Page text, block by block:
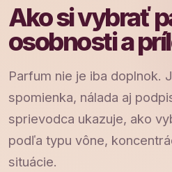
Ako si vybrať
osobnosti a
Parfum nie je iba doplnok.
spomienka, nálada aj
sprievodca ukazuje, ako
podľa typu vône,
situácie.